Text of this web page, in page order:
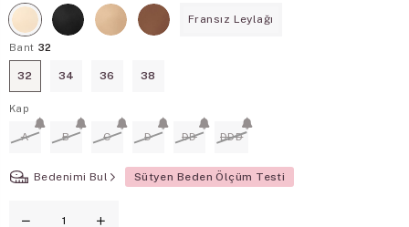
Fransız Leylağı
Bant 32
32 34 36 38
Kap
A B C D DD DDD
Bedenimi Bul Sütyen Beden Ölçüm Testi